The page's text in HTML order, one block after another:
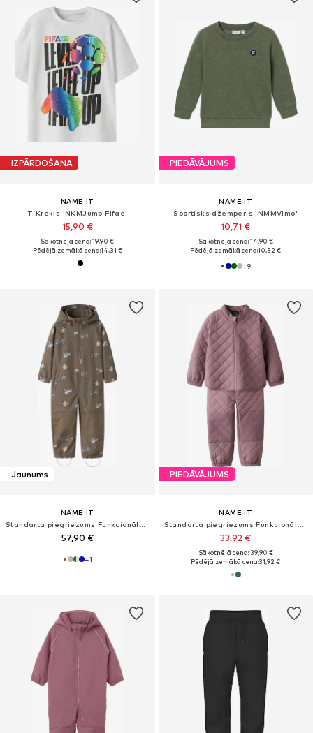
IZPĀRDOŠANA
NAME IT
T-Krekls 'NKMJump Fifae'
15,90 €
Sākotnējā cena: 19,90 €
Pēdējā zemākā cena:14,31 €
PIEDĀVĀJUMS
NAME IT
Sportisks džemperis 'NMMVimo'
10,71 €
Sākotnējā cena: 14,90 €
Pēdējā zemākā cena:10,32 €
+9
Jaunums
NAME IT
Standarta piegriezums Funkcionālais apģērbs 'NMMAlfa08'
57,90 €
+1
PIEDĀVĀJUMS
NAME IT
Standarta piegriezums Funkcionālais apģērbs 'NMNChilly'
33,92 €
Sākotnējā cena: 39,90 €
Pēdējā zemākā cena:31,92 €